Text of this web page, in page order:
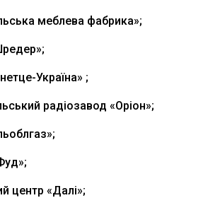
меблева фабрика»;
Україна» ;
радіозавод «Оріон»;
центр «Далі»;